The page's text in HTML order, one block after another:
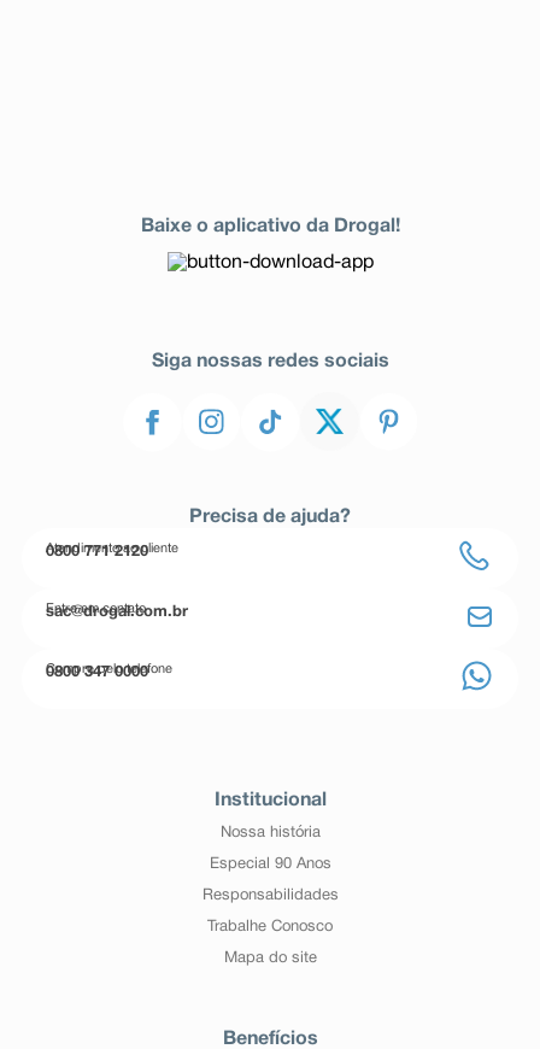
Baixe o aplicativo da Drogal!
Siga nossas redes sociais
Precisa de ajuda?
Atendimento ao cliente
0800 771 2120
Entre em contato
sac@drogal.com.br
Compre pelo telefone
0800 347 0000
Institucional
Nossa história
Especial 90 Anos
Responsabilidades
Trabalhe Conosco
Mapa do site
Benefícios